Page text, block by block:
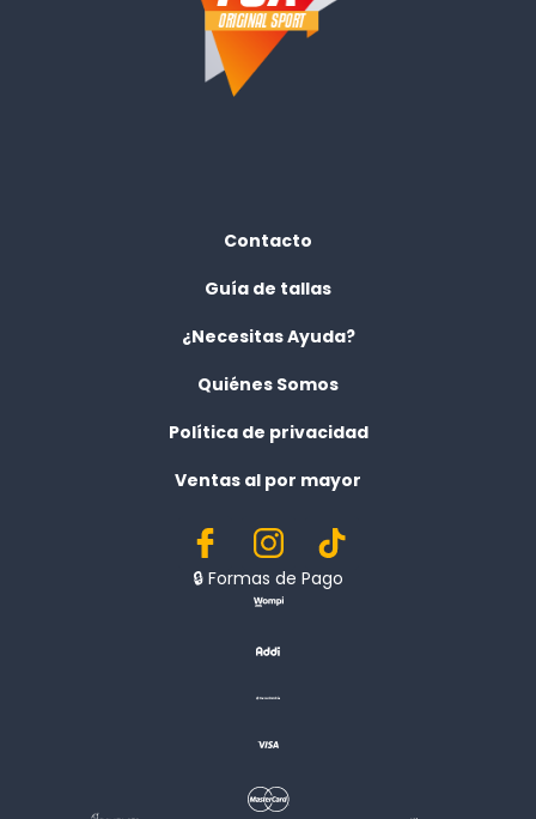
Contacto
Guía de tallas
¿Necesitas Ayuda?
Quiénes Somos
Política de privacidad
Ventas al por mayor
🔒︎ Formas de Pago